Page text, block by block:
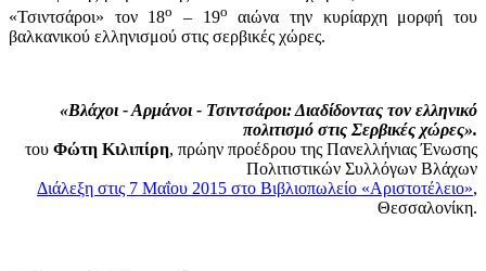
«Τσιντσάροι» τον 18ο – 19ο
αιώνα την κυρίαρχη μορφή του
βαλκανικού ελληνισμού στις σερβικές χώρες.
«Βλάχοι - Αρμάνοι - Τσιντσάροι: Διαδίδοντας τον ελληνικό
πολιτισμό στις Σερβικές χώρες».
του Φώτη Κιλιπίρη, πρώην προέδρου της Πανελλήνιας Ένωσης
Πολιτιστικών Συλλόγων Βλάχων
Διάλεξη στις 7 Μαΐου 2015 στο Βιβλιοπωλείο «Αριστοτέλειο»,
Θεσσαλονίκη.